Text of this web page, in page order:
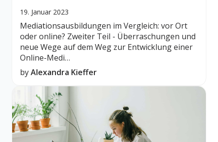
19. Januar 2023
Mediationsausbildungen im Vergleich: vor Ort
oder online? Zweiter Teil - Überraschungen und
neue Wege auf dem Weg zur Entwicklung einer
Online-Medi…
byAlexandra Kieffer